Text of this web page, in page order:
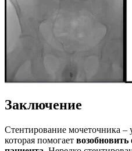
Заключение
Стентирование мочеточника –
которая помогает